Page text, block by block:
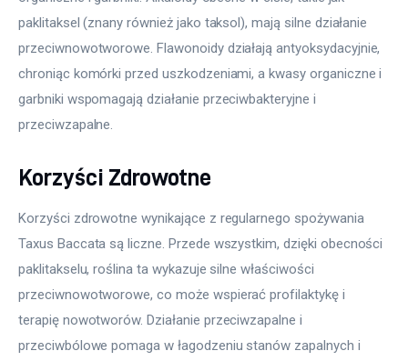
paklitaksel (znany również jako taksol), mają silne działanie
przeciwnowotworowe. Flawonoidy działają antyoksydacyjnie,
chroniąc komórki przed uszkodzeniami, a kwasy organiczne i
garbniki wspomagają działanie przeciwbakteryjne i
przeciwzapalne.
Korzyści Zdrowotne
Korzyści zdrowotne wynikające z regularnego spożywania
Taxus Baccata są liczne. Przede wszystkim, dzięki obecności
paklitakselu, roślina ta wykazuje silne właściwości
przeciwnowotworowe, co może wspierać profilaktykę i
terapię nowotworów. Działanie przeciwzapalne i
przeciwbólowe pomaga w łagodzeniu stanów zapalnych i